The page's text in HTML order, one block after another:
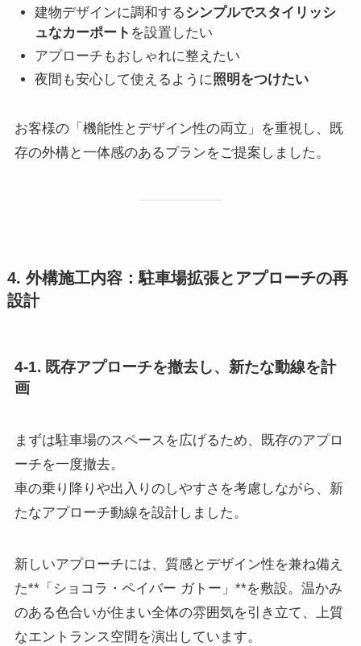
建物デザインに調和するシンプルでスタイリッシ
ュなカーポート を設置したい
アプローチもおしゃれに整えたい
夜間も安心して使えるように照明をつけたい
お客様の「機能性とデザイン性の両立」を重視し、既
存の外構と一体感のあるプランをご提案しました。
4. 外構施工内容：駐車場拡張とアプローチの再
設計
4-1. 既存アプローチを撤去し、新たな動線を計
画
まずは駐車場のスペースを広げるため、既存のアプロ
ーチを一度撤去。
車の乗り降りや出入りのしやすさを考慮しながら、新
たなアプローチ動線を設計しました。
新しいアプローチには、質感とデザイン性を兼ね備え
た**「ショコラ・ペイバー ガトー」**を敷設。温かみ
のある色合いが住まい全体の雰囲気を引き立て、上質
なエントランス空間を演出しています。